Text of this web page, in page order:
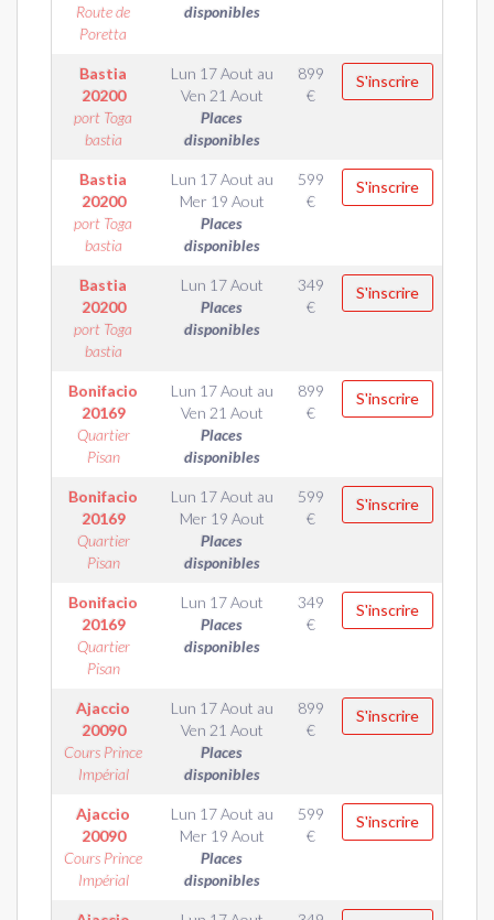
Route de
Poretta
disponibles
Bastia
20200
port Toga
bastia
Lun 17 Aout au
Ven 21 Aout
Places
disponibles
899
€
S'inscrire
Bastia
20200
port Toga
bastia
Lun 17 Aout au
Mer 19 Aout
Places
disponibles
599
€
S'inscrire
Bastia
20200
port Toga
bastia
Lun 17 Aout
Places
disponibles
349
€
S'inscrire
Bonifacio
20169
Quartier
Pisan
Lun 17 Aout au
Ven 21 Aout
Places
disponibles
899
€
S'inscrire
Bonifacio
20169
Quartier
Pisan
Lun 17 Aout au
Mer 19 Aout
Places
disponibles
599
€
S'inscrire
Bonifacio
20169
Quartier
Pisan
Lun 17 Aout
Places
disponibles
349
€
S'inscrire
Ajaccio
20090
Cours Prince
Impérial
Lun 17 Aout au
Ven 21 Aout
Places
disponibles
899
€
S'inscrire
Ajaccio
20090
Cours Prince
Impérial
Lun 17 Aout au
Mer 19 Aout
Places
disponibles
599
€
S'inscrire